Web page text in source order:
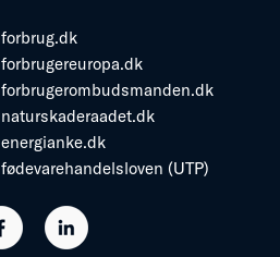
forbrug.dk
forbrugereuropa.dk
forbrugerombudsmanden.dk
naturskaderaadet.dk
energianke.dk
fødevarehandelsloven (UTP)